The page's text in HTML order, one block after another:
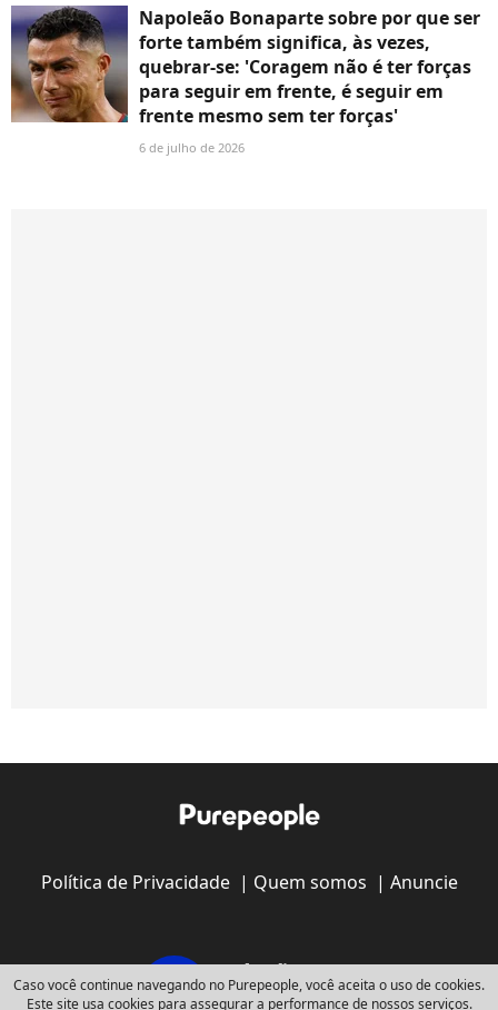
Napoleão Bonaparte sobre por que ser
forte também significa, às vezes,
quebrar-se: 'Coragem não é ter forças
para seguir em frente, é seguir em
frente mesmo sem ter forças'
6 de julho de 2026
Política de Privacidade| Quem somos | Anuncie
Caso você continue navegando no Purepeople, você aceita o uso de cookies.
Este site usa cookies para assegurar a performance de nossos serviços.